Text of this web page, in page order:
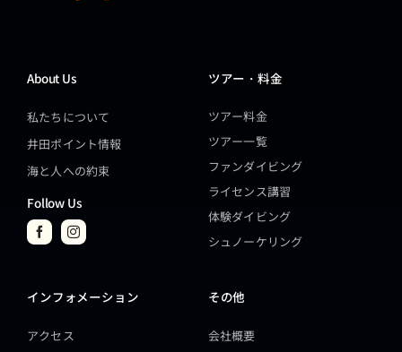
About Us
私たちについて
井田ポイント情報
海と人への約束
Follow Us
ツアー・料金
ツアー料金
ツアー一覧
ファンダイビング
ライセンス講習
体験ダイビング
シュノーケリング
インフォメーション
アクセス
その他
会社概要